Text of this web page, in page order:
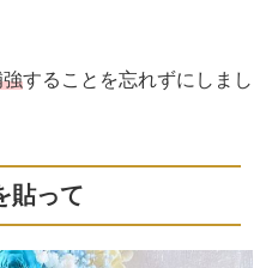
強することを忘れずにしまし
貼って